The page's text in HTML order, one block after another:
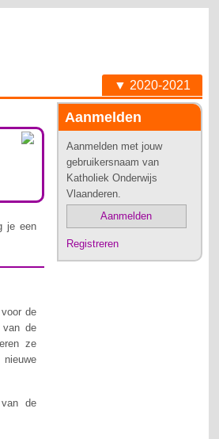
▼ 2020-2021
Aanmelden
Aanmelden met jouw
gebruikersnaam van
Katholiek Onderwijs
Vlaanderen.
Aanmelden
Registreren
je een
de
van de
ze
van de